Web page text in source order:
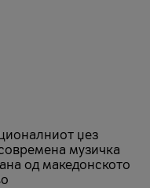
џез
музичка
од македонското